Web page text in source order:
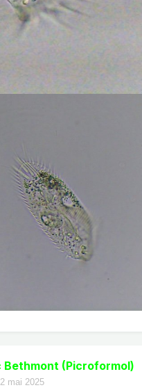
Bethmont (Picroformol)
mai 2025